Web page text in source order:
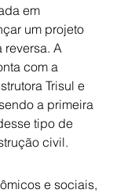
em
um projeto
A
com a
Trisul e
a primeira
tipo de
civil.
e sociais,